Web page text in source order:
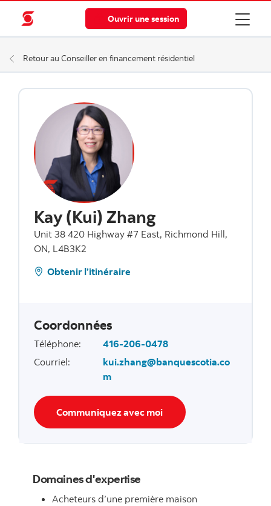
Ouvrir une session
Retour au Conseiller en financement résidentiel
Kay (Kui) Zhang
Unit 38 420 Highway #7 East, Richmond Hill,
ON, L4B3K2
Obtenir l’itinéraire
Coordonnées
Téléphone:
416-206-0478
Courriel:
kui.zhang@banquescotia.co
m
Communiquez avec moi
Domaines d'expertise
Acheteurs d’une première maison